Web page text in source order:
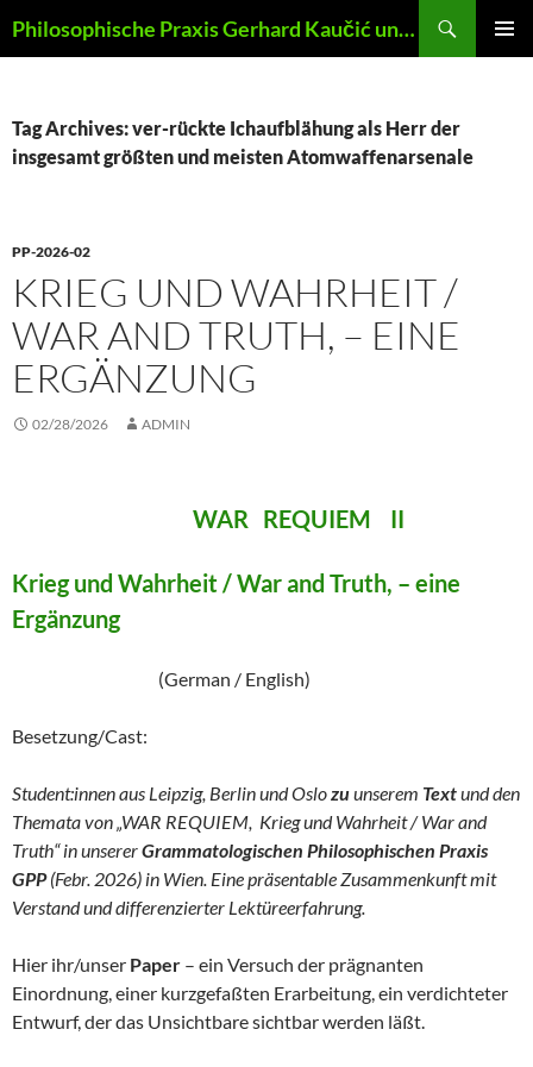
to
Philosophische Praxis Gerhard Kaučić und Anna Lydia Huber
Tag Archives: ver-rückte Ichaufblähung als Herr der
insgesamt größten und meisten Atomwaffenarsenale
PP-2026-02
KRIEG UND WAHRHEIT /
WAR AND TRUTH, – EINE
ERGÄNZUNG
02/28/2026 ADMIN
WAR REQUIEM II
Krieg und Wahrheit / War and Truth, – eine
Ergänzung
(German / English)
Besetzung/Cast:
Student:innen aus Leipzig, Berlin und Oslozuunserem Textund den
Themata von „WAR REQUIEM, Krieg und Wahrheit / War and
Truth“ in unsererGrammatologischen Philosophischen Praxis
GPP(Febr. 2026) in Wien. Eine präsentable Zusammenkunft mit
Verstand und differenzierter Lektüreerfahrung.
Hier ihr/unser Paper – ein Versuch der prägnanten
Einordnung, einer kurzgefaßten Erarbeitung, ein verdichteter
Entwurf, der das Unsichtbare sichtbar werden läßt.